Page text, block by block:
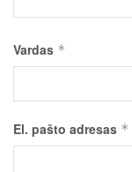
Vardas *
El. pašto adresas *